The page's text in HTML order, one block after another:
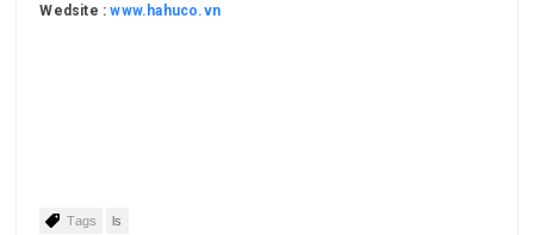
Wedsite :www.hahuco.vn
Tags ls